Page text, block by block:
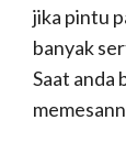
jika pintu
banyak
Saat anda